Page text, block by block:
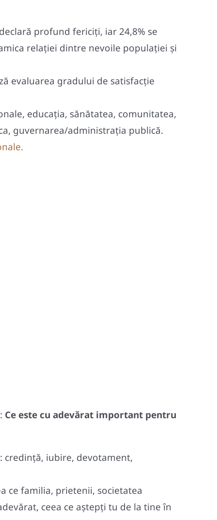
profund fericiți, iar 24,8% se
relației dintre nevoile populației și
evaluarea gradului de satisfacţie
educaţia, sănătatea, comunitatea,
guvernarea/administraţia publică.
Ce este cu adevărat important pentru
credință, iubire, devotament,
ce familia, prietenii, societatea
ceea ce aștepți tu de la tine în